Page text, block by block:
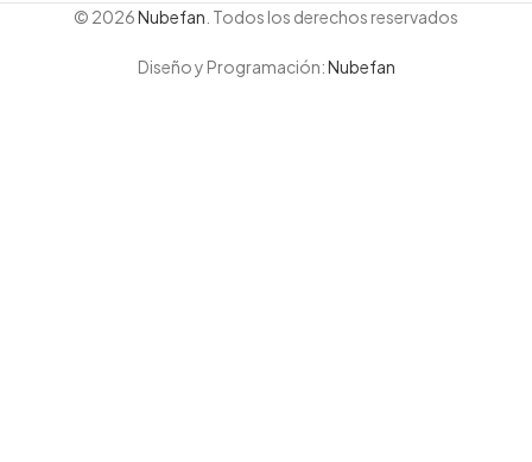
© 2026Nubefan . Todos los derechos reservados
Diseño y Programación:Nubefan